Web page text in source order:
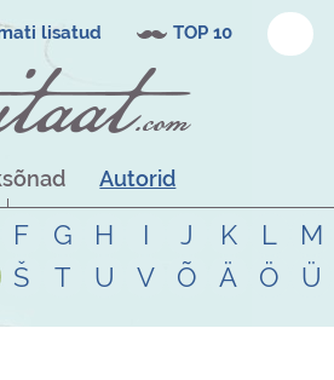
lisatud TOP 10
Autorid
F G H I J K L
M
Š T U V Õ Ä Ö Ü